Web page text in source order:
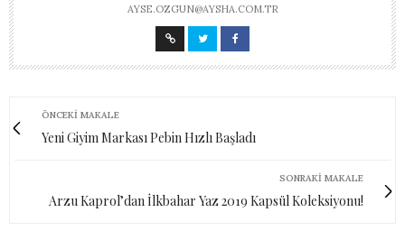
AYSE.OZGUN@AYSHA.COM.TR
ÖNCEKI MAKALE
Yeni Giyim Markası Pebin Hızlı Başladı
SONRAKI MAKALE
Arzu Kaprol’dan İlkbahar Yaz 2019 Kapsül Koleksiyonu!